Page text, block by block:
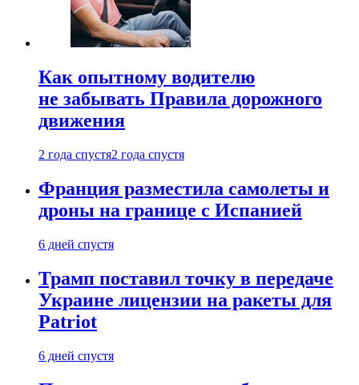
Как опытному водителю
не забывать Правила дорожного
движения
2 года спустя2 года спустя
Франция разместила самолеты и
дроны на границе с Испанией
6 дней спустя
Трамп поставил точку в передаче
Украине лицензии на ракеты для
Patriot
6 дней спустя